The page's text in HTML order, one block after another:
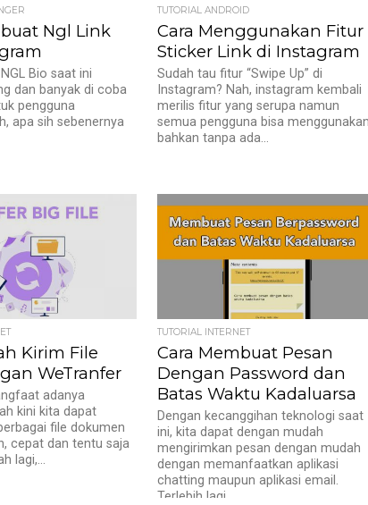
Ngl Link
Bio saat ini
dan banyak di coba
pengguna
apa sih sebenernya
TUTORIAL ANDROID
Cara Menggunakan Fitur
Sticker Link di Instagram
Sudah tau fitur “Swipe Up” di
Instagram? Nah, instagram kembali
merilis fitur yang serupa namun
semua pengguna bisa
bahkan tanpa ada...
Kirim File
WeTranfer
adanya
kini kita dapat
file dokumen
cepat dan tentu saja
lagi,...
TUTORIAL INTERNET
Cara Membuat Pesan
Dengan Password dan
Batas Waktu Kadaluarsa
Dengan kecanggihan teknologi saat
ini, kita dapat dengan mudah
mengirimkan pesan dengan mudah
dengan memanfaatkan aplikasi
chatting maupun aplikasi email.
Terlebih lagi...